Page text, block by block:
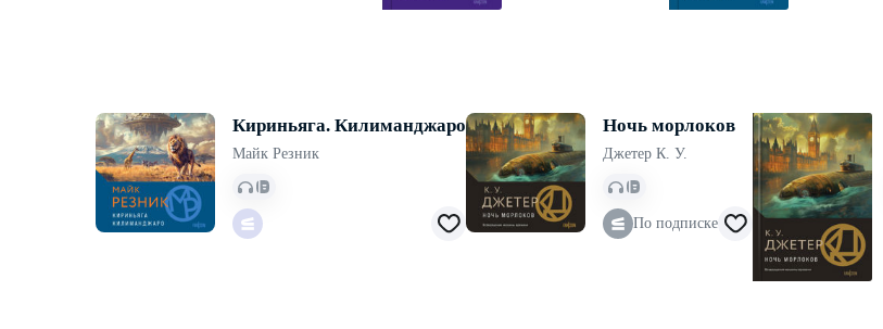
Кириньяга. Килиманджаро
Майк Резник
Ночь морлоков
Джетер К. У.
По подписке